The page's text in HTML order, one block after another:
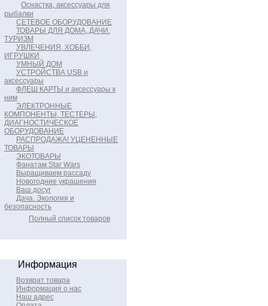
Оснастка, аксессуары для
рыбалки
СЕТЕВОЕ ОБОРУДОВАНИЕ
ТОВАРЫ ДЛЯ ДОМА, ДАЧИ.
ТУРИЗМ
УВЛЕЧЕНИЯ, ХОББИ,
ИГРУШКИ
УМНЫЙ ДОМ
УСТРОЙСТВА USB и
аксессуары
ФЛЕШ КАРТЫ и аксессуары к
ним
ЭЛЕКТРОННЫЕ
КОМПОНЕНТЫ, ТЕСТЕРЫ,
ДИАГНОСТИЧЕСКОЕ
ОБОРУДОВАНИЕ
РАСПРОДАЖА! УЦЕНЕННЫЕ
ТОВАРЫ
ЭКОТОВАРЫ
Фанатам Star Wars
Выращиваем рассаду
Новогодние украшения
Ваш досуг
Дача. Экология и
безопасность
Полный список товаров
Информация
Возврат товара
Информация о нас
Наш адрес